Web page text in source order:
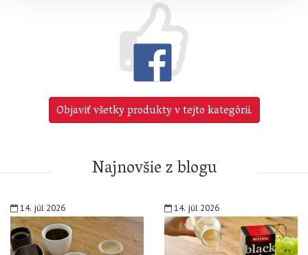
Objaviť všetky produkty v tejto kategórii.
Najnovšie z blogu
14. júl 2026 14. júl 2026